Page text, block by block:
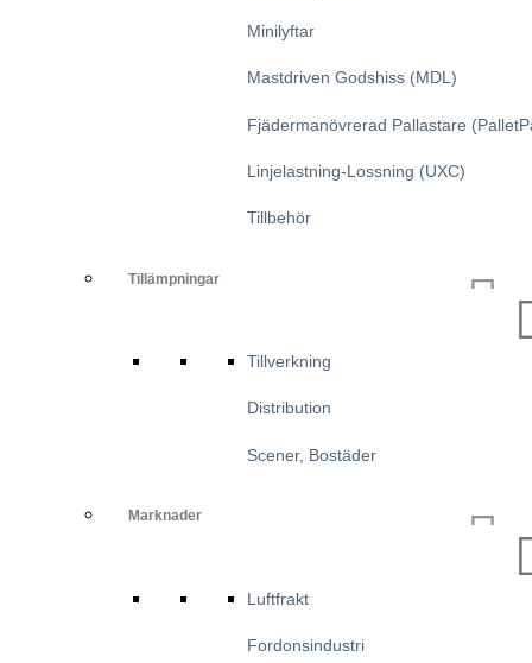
Minilyftar
Mastdriven Godshiss (MDL)
Fjädermanövrerad Pallastare
Linjelastning-Lossning (UXC)
Tillbehör
Tillämpningar
Tillverkning
Distribution
Scener, Bostäder
Marknader
Luftfrakt
Fordonsindustri